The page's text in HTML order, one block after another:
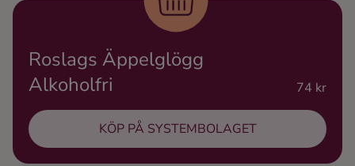
Roslags Äppelglögg
Alkoholfri
74 kr
KÖP PÅ SYSTEMBOLAGET